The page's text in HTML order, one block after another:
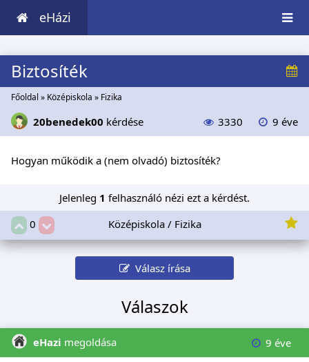
eHázi
Biztosíték
Főoldal » Középiskola » Fizika
20benedek00 kérdése 3330 9 éve
Hogyan működik a (nem olvadó) biztosíték?
Jelenleg 1 felhasználó nézi ezt a kérdést.
0
Középiskola / Fizika
Válasz írása
Válaszok
eHazi megoldása 9 éve